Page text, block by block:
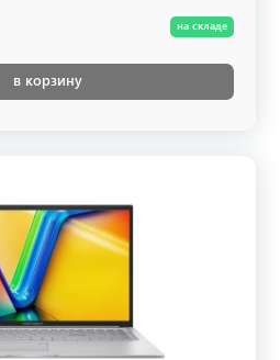
на складе
в корзину